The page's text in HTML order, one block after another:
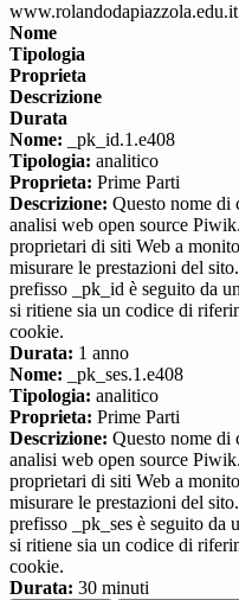
www.rolandodapiazzola.edu.it
Nome
Tipologia
Proprieta
Descrizione
Durata
Nome: _pk_id.1.e408
Tipologia: analitico
Proprieta: Prime Parti
Descrizione: Questo nome di
analisi web open source
proprietari di siti Web a
misurare le prestazioni del
prefisso _pk_id è seguito da
si ritiene sia un codice di
cookie.
Durata: 1 anno
Nome: _pk_ses.1.e408
Tipologia: analitico
Proprieta: Prime Parti
Descrizione: Questo nome di
analisi web open source
proprietari di siti Web a
misurare le prestazioni del
prefisso _pk_ses è seguito da
si ritiene sia un codice di
cookie.
Durata: 30 minuti